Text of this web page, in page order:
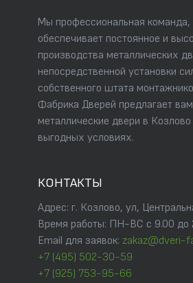
Мы профессиональная команда,
обеспечивает постоянное и
производства металлических
непосредственной установки
собственного штата
Фабрика Дверей предлагает
металлические двери в
выгодных условиях.
КОНТАКТЫ
Адрес: г. Козлово, ул,
Время работы: ПН-ВС с 9.00 до
Email для заявок: zakaz@dveri-
+7 (495) 502-30-59
+7 (925) 753-95-66